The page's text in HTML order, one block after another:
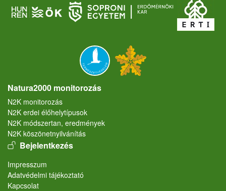
Natura2000 monitorozás
N2K monitorozás
N2K erdei élőhelytípusok
N2K módszertan, eredmények
N2K köszönetnyilvánítás
User account menu
Bejelentkezés
Lábléc
Impresszum
Adatvédelmi tájékoztató
Kapcsolat